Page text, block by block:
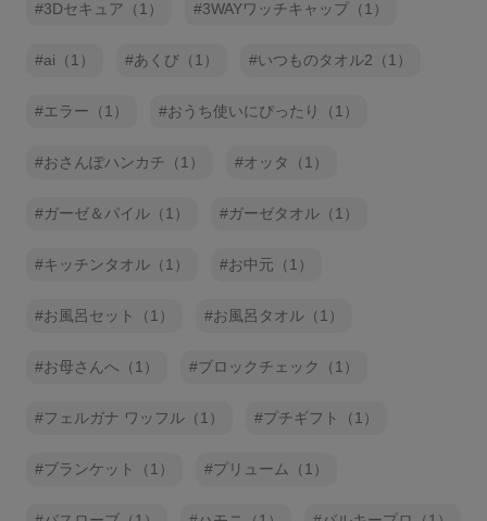
3Dセキュア（1） 3WAYワッチキャップ（1）
ai（1） あくび（1） いつものタオル2（1）
エラー（1） おうち使いにぴったり（1）
おさんぽハンカチ（1） オッタ（1）
ガーゼ＆パイル（1） ガーゼタオル（1）
キッチンタオル（1） お中元（1）
お風呂セット（1） お風呂タオル（1）
お母さんへ（1） ブロックチェック（1）
フェルガナ ワッフル（1） プチギフト（1）
ブランケット（1） プリューム（1）